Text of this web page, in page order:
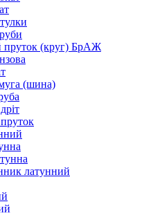
пруток (круг) БрАЖ
(шина)
латунний